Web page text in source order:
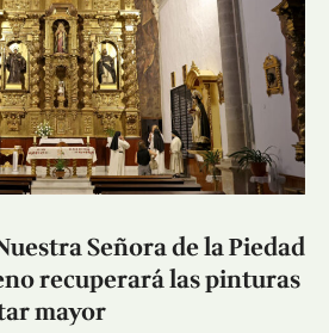
Señora de la Piedad
recuperará las pinturas
mayor